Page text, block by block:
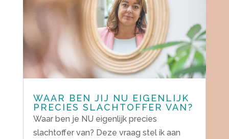
WAAR BEN JIJ NU EIGENLIJK
PRECIES SLACHTOFFER VAN?
Waar ben je NU eigenlijk precies
slachtoffer van? Deze vraag stel ik aan